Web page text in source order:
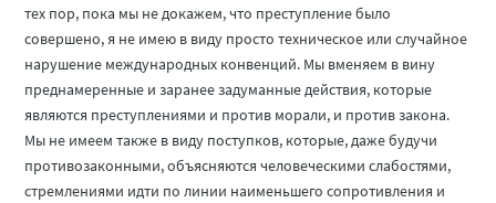
тех пор, пока мы не докажем, что преступление было
совершено, я не имею в виду просто техническое или случайное
нарушение международных конвенций. Мы вменяем в вину
преднамеренные и заранее задуманные действия, которые
являются преступлениями и против морали, и против закона.
Мы не имеем также в виду поступков, которые, даже будучи
противозаконными, объясняются человеческими слабостями,
стремлениями идти по линии наименьшего сопротивления и